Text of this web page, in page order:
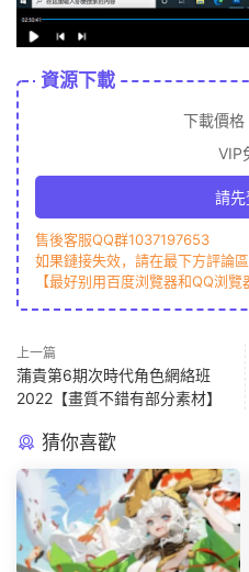
資源下載
下載價格
VIP
請
售後客服QQ群1037197653
如果鏈接失效，請在最下方評論
【最好别用百度浏覽器和QQ浏覽
上一篇
蒲貴第6期次時代角色網絡班
2022【畫質不錯有部分素材】
猜你喜歡